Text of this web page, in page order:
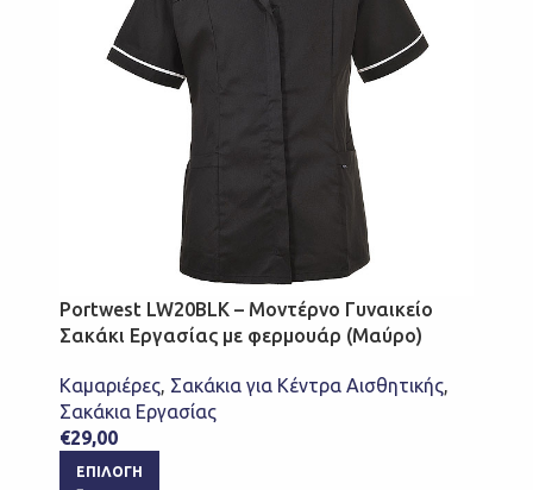
Portwest LW20BLK – Μοντέρνο Γυναικείο
Σακάκι Εργασίας με φερμουάρ (Μαύρο)
Καμαριέρες, Σακάκια για Κέντρα Αισθητικής,
Σακάκια Εργασίας
€29,00
ΕΠΙΛΟΓΉ